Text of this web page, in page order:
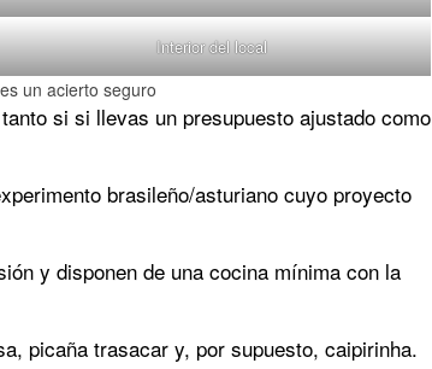
Interior del local
un acierto seguro
tanto si si llevas un presupuesto ajustado como
brasileño/asturiano cuyo proyecto
y disponen de una cocina mínima con la
picaña trasacar y, por supuesto, caipirinha.